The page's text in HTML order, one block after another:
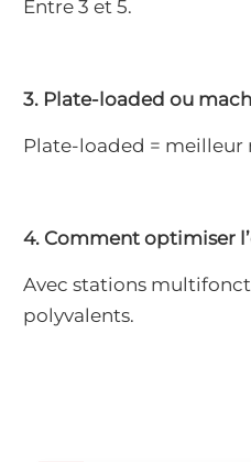
Entre 3 et 5.
3. Plate-loaded ou
Plate-loaded =
4. Comment optimiser
Avec stations
polyvalents.